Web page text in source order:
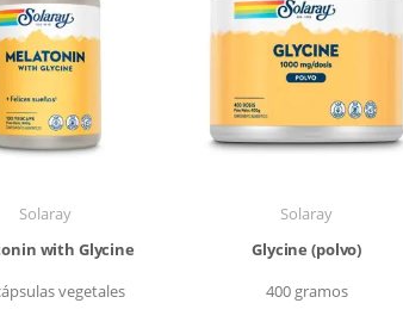
Solaray
with Glycine
vegetales
Solaray
Glycine (polvo)
400 gramos